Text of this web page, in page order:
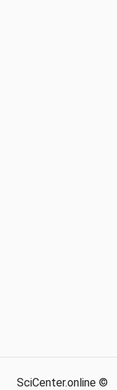
SciCenter.online ©